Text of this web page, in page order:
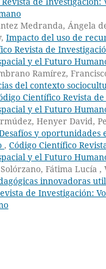
Medranda, Ángela
Impacto del uso de
Revista de
y el Futuro
Ramírez,
del contexto
Científico Revista
y el Futuro
Henyer David,
y oportunidades
, Código Científico
y el Futuro
Fátima Lucía
innovadoras
de Investigación: